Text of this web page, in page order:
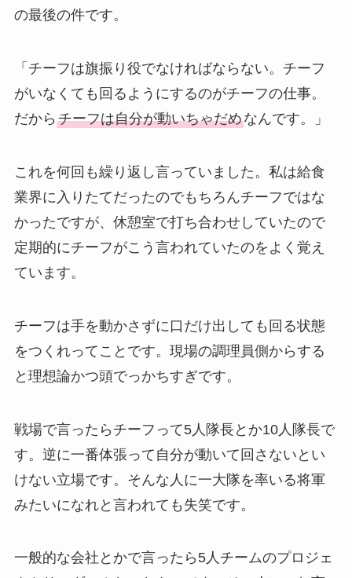
の最後の件です。
「チーフは旗振り役でなければならない。チーフ
がいなくても回るようにするのがチーフの仕事。
だから チーフは自分が動いちゃだめなんです。」
これを何回も繰り返し言っていました。私は給食
業界に入りたてだったのでもちろんチーフではな
かったですが、休憩室で打ち合わせしていたので
定期的にチーフがこう言われていたのをよく覚え
ています。
チーフは手を動かさずに口だけ出しても回る状態
をつくれってことです。現場の調理員側からする
と理想論かつ頭でっかちすぎです。
戦場で言ったらチーフって5人隊長とか10人隊長で
す。逆に一番体張って自分が動いて回さないとい
けない立場です。そんな人に一大隊を率いる将軍
みたいになれと言われても失笑です。
一般的な会社とかで言ったら5人チームのプロジェ